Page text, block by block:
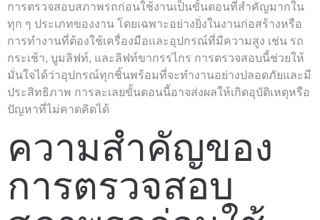
การตรวจสอบสภาพรถก่อนใช้งานเป็นขั้นตอนที่สำคัญมากใน
ทุก ๆ ประเภทของงาน โดยเฉพาะอย่างยิ่งในงานก่อสร้างหรือ
การทำงานที่ต้องใช้เครื่องมือและอุปกรณ์ที่มีความสูง เช่น รถ
กระเช้า, บูมลิฟท์, และลิฟท์ขากรรไกร การตรวจสอบนี้ช่วยให้
มั่นใจได้ว่าอุปกรณ์ทุกชิ้นพร้อมที่จะทำงานอย่างปลอดภัยและมี
ประสิทธิภาพ การละเลยขั้นตอนนี้อาจส่งผลให้เกิดอุบัติเหตุหรือ
ปัญหาที่ไม่คาดคิดได้
ความสำคัญของ
การตรวจสอบ